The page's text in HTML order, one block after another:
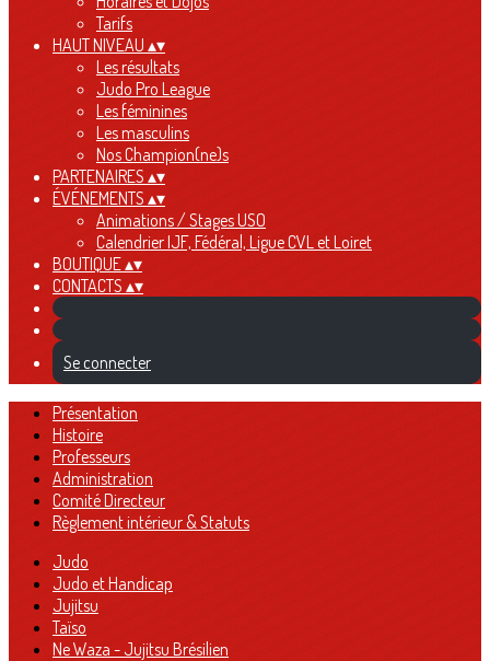
Tarifs
HAUT NIVEAU ▴▾
Les résultats
Judo Pro League
Les féminines
Les masculins
Nos Champion(ne)s
PARTENAIRES ▴▾
ÉVÉNEMENTS ▴▾
Animations / Stages USO
Calendrier IJF, Fédéral, Ligue CVL et Loiret
BOUTIQUE▴▾
CONTACTS ▴▾
Se connecter
Présentation
Histoire
Professeurs
Administration
Comité Directeur
Règlement intérieur & Statuts
Judo
Judo et Handicap
Jujitsu
Taïso
Ne Waza - Jujitsu Brésilien